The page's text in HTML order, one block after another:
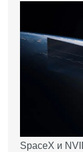
SpaceX и